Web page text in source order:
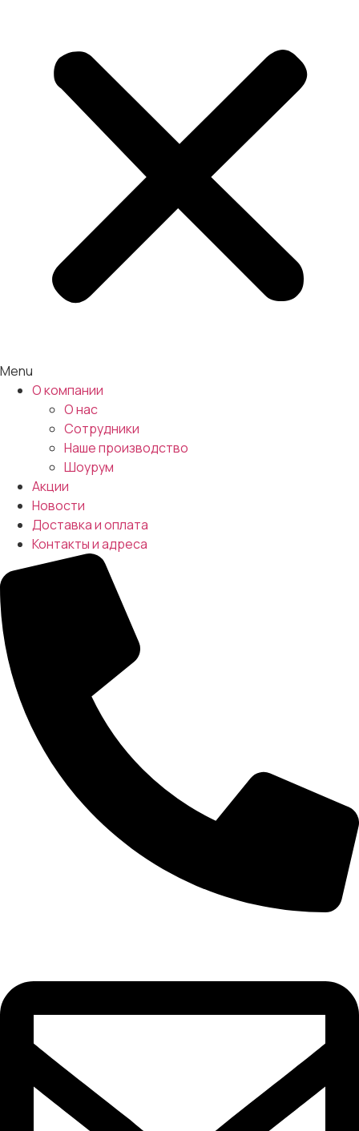
Menu
О компании
О нас
Сотрудники
Наше производство
Шоурум
Акции
Новости
Доставка и оплата
Контакты и адреса